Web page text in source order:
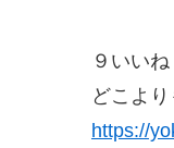
９いいね
どこよ
https://